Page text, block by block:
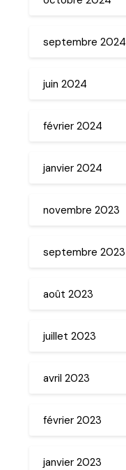
septembre 2024
juin 2024
février 2024
janvier 2024
novembre 2023
septembre 2023
août 2023
juillet 2023
avril 2023
février 2023
janvier 2023